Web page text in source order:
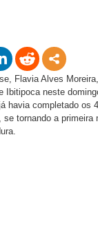
Flavia Alves
Ibitipoca neste
havia completado os
tornando a